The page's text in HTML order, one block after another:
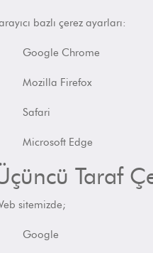
bazlı çerez ayarları:
Google Chrome
Mozilla Firefox
Safari
Microsoft Edge
Taraf
sitemizde;
Google